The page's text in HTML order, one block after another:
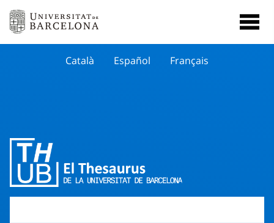
Català Español Français